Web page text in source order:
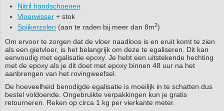
Nitril handschoenen
Vloerwisser + stok
Spijkerzolen (aan te raden bij meer dan 8m2)
Om ervoor te zorgen dat de vloer naadloos is en eruit komt te zien
als een gietvloer, is het belangrijk om deze te egaliseren. Dit kan
eenvoudig met egalisatie epoxy. Je hebt een uitstekende hechting
met de epoxy als je dit doet met epoxy binnen 48 uur na het
aanbrengen van het rovingweefsel.
De hoeveelheid benodigde egalisatie is moeilijk in te schatten dus
bestel voldoende. Ongebruikte verpakkingen kun je gratis
retourneren. Reken op circa 1 kg per vierkante meter.